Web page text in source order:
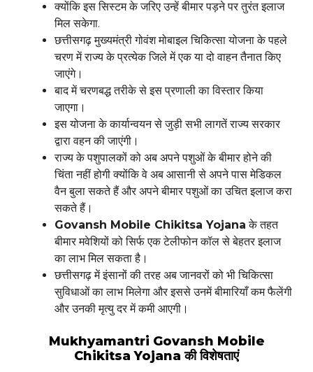
क्योंकि इस सिस्टम के जरिए उन्हें बीमार पड़ने पर तुरंत इलाज
मिल सकेगा.
छत्तीसगढ़ मुख्यमंत्री गोवंश मोबाइल चिकित्सा योजना के पहले
चरण में राज्य के प्रत्येक जिले में एक या दो वाहन तैनात किए
जाएंगे।
बाद में चरणबद्ध तरीके से इस प्रणाली का विस्तार किया
जाएगा।
इस योजना के कार्यान्वयन से जुड़ी सभी लागतें राज्य सरकार
द्वारा वहन की जाएंगी।
राज्य के पशुपालकों को अब अपने पशुओं के बीमार होने की
चिंता नहीं होगी क्योंकि वे अब आसानी से अपने पास मेडिकल
वैन बुला सकते हैं और अपने बीमार पशुओं का उचित इलाज करा
सकते हैं।
Govansh Mobile Chikitsa Yojana के तहत
बीमार मवेशियों को सिर्फ एक टेलीफोन कॉल से बेहतर इलाज
का लाभ मिल सकता है।
छत्तीसगढ़ में इंसानों की तरह अब जानवरों को भी चिकित्सा
सुविधाओं का लाभ मिलेगा और इससे उनमें बीमारियाँ कम फैलेंगी
और उनकी मृत्यु दर में कमी आएगी।
Mukhyamantri Govansh Mobile
Chikitsa Yojanaकी विशेषताएं